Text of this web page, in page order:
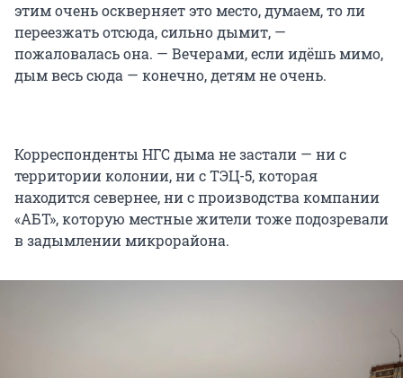
этим очень оскверняет это место, думаем, то ли
переезжать отсюда, сильно дымит, —
пожаловалась она. — Вечерами, если идёшь мимо,
дым весь сюда — конечно, детям не очень.
Корреспонденты НГС дыма не застали — ни с
территории колонии, ни с ТЭЦ-5, которая
находится севернее, ни с производства компании
«АБТ», которую местные жители тоже подозревали
в задымлении микрорайона.